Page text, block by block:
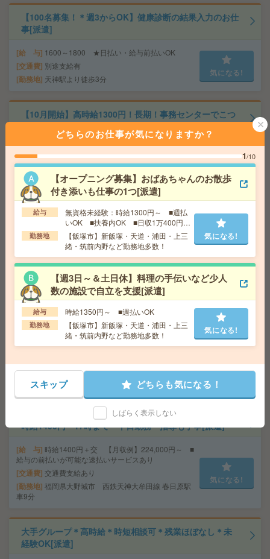
【100名募集！＊週3からOK】健康診断の結果入力のお仕
事[派遣]
給 与 1600～1800 ★日払い・給与前払いOK
交通費 別途支給有
勤務地 天神駅より徒歩3分
気になる!
【10月開始】高時給1300円！長期！事務センターでこつ
時給1300円 月収例 208,000円+残業代 ★
残業20時間対応した場合★32,500円の収入になります
交通費 全額支給
勤務地
大分駅徒歩12分（派遣先に無料駐車場はあり
ませんので自己手配をお願いします。）
気になる!
【100名募集！＊週3からOK】健康診断の結果をぽちぽち
入力のお仕事[派遣]
給 与 1600円～1800円 ★日払い・給与前払いOK
交通費 別途支給有
勤務地 天神駅より徒歩3分
気になる!
給与即払いOK！土日休み！日勤のお仕事！製品の移動作
給 与 時給1150円
交通費支給有り
勤務地 上金田駅～ ※車通勤・バイク通勤OK
気になる!
時給1400円＊17時まで＊平日勤務＊指導も丁寧[派遣]
給 与 時給1400円＋交 【月収例】224,000円～ ■
給与の前払いが可能な速払いサービスあり
交通費 交通費支給あり
勤務地 福岡県大野城市 西鉄天神大牟田線 春日原駅
車9分
気になる!
大手グループ＊高時給＊時短相談可＊残業ほぼなし＊未
経験OK[派遣]
どちらのお仕事が気になりますか？
1/10
【オープニング募集】おばあちゃんのお散歩
付き添いも仕事の1つ[派遣]
給与
無資格未経験：時給1300円～ ■週払
いOK ■扶養内OK ■日収1万400円以
上
勤務地
【飯塚市】新飯塚・天道・浦田・上三
緒・筑前内野など勤務地多数！
気になる!
【週3日～＆土日休】料理の手伝いなど少人
数の施設で自立を支援[派遣]
給与 時給1350円～ ■週払いOK
勤務地
【飯塚市】新飯塚・天道・浦田・上三
緒・筑前内野など勤務地多数！
気になる!
スキップ どちらも気になる！
しばらく表示しない